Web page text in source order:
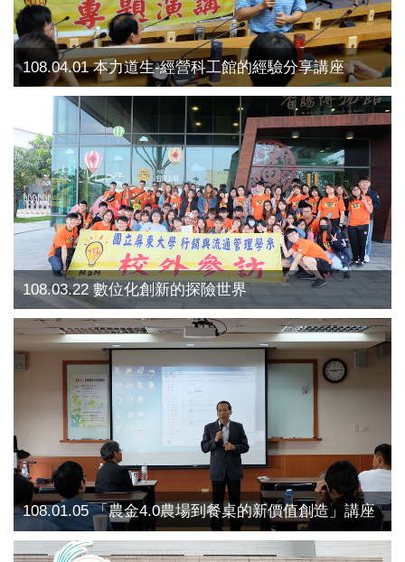
108.04.01 本力道生-經營科工館的經驗分享講座
108.03.22 數位化創新的探險世界
108.01.05 「農金4.0農場到餐桌的新價值創造」講座